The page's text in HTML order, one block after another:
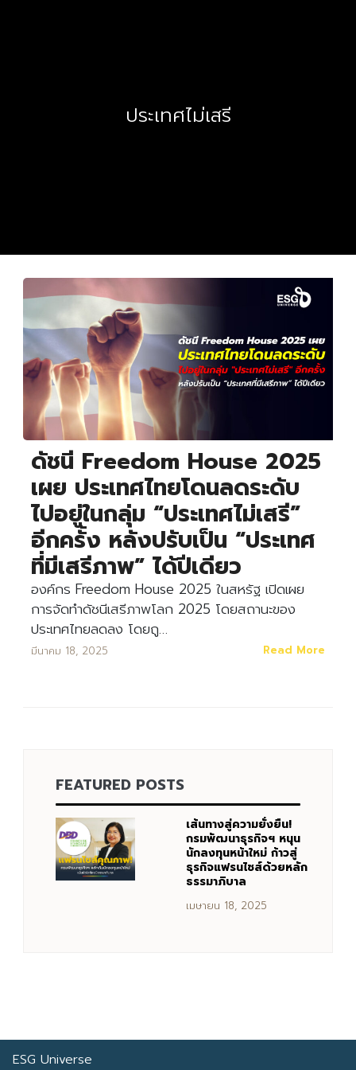
Search
ประเทศไม่เสรี
ดัชนี Freedom House 2025
เผย ประเทศไทยโดนลดระดับ
ไปอยู่ในกลุ่ม “ประเทศไม่เสรี”
อีกครั้ง หลังปรับเป็น “ประเทศ
ที่มีเสรีภาพ” ได้ปีเดียว
องค์กร Freedom House 2025 ในสหรัฐ เปิดเผย
การจัดทำดัชนีเสรีภาพโลก 2025 โดยสถานะของ
ประเทศไทยลดลง โดยถู…
มีนาคม 18, 2025 Read More
FEATURED POSTS
เส้นทางสู่ความยั่งยืน!
กรมพัฒนาธุรกิจฯ หนุน
นักลงทุนหน้าใหม่ ก้าวสู่
ธุรกิจแฟรนไชส์ด้วยหลัก
ธรรมาภิบาล
เมษายน 18, 2025
ESG Universe